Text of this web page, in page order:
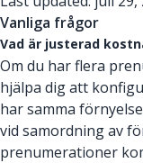
Vanliga frågor
Vad är justerad
Om du har flera
hjälpa dig att
har samma
vid samordning av
prenumerationer